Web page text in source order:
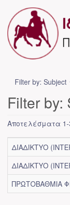
Filter by: Subject
Filter by:
Αποτελέσματα 1-
ΔΙΑΔΙΚΤΥΟ
ΔΙΑΔΙΚΤΥΟ
ΠΡΩΤΟΒΑΘΜΙΑ